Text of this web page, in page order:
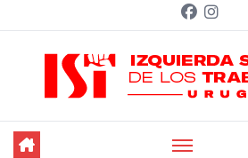
contenido